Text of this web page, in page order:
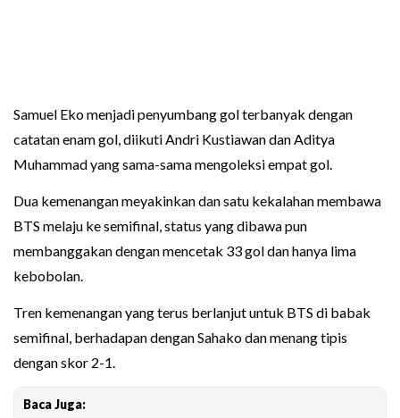
Samuel Eko menjadi penyumbang gol terbanyak dengan
catatan enam gol, diikuti Andri Kustiawan dan Aditya
Muhammad yang sama-sama mengoleksi empat gol.
Dua kemenangan meyakinkan dan satu kekalahan membawa
BTS melaju ke semifinal, status yang dibawa pun
membanggakan dengan mencetak 33 gol dan hanya lima
kebobolan.
Tren kemenangan yang terus berlanjut untuk BTS di babak
semifinal, berhadapan dengan Sahako dan menang tipis
dengan skor 2-1.
Baca Juga: